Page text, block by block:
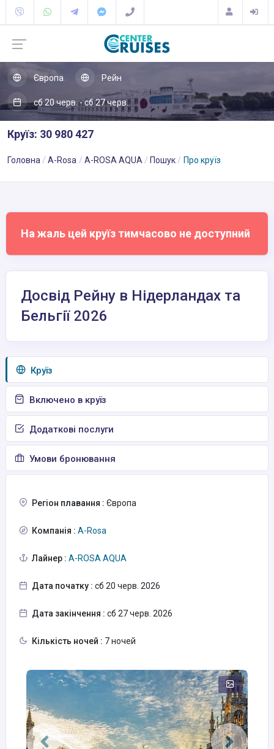
Європа Рейн
сб 20 черв. - сб 27 черв.
Круїз: 30 980 427
Головна A-Rosa A-ROSA AQUA Пошук Про круїз
На жаль цей круїз тимчасово не доступний
Досвід Рейну в Нідерландах та
Бельгії 2026
Круїз
Включено в круїз
Додаткові послуги
Умови бронювання
Регіон плавання : Європа
Компанія : A-Rosa
Лайнер : A-ROSA AQUA
Дата початку : сб 20 черв. 2026
Дата закінчення : сб 27 черв. 2026
Кількість ночей : 7 ночей